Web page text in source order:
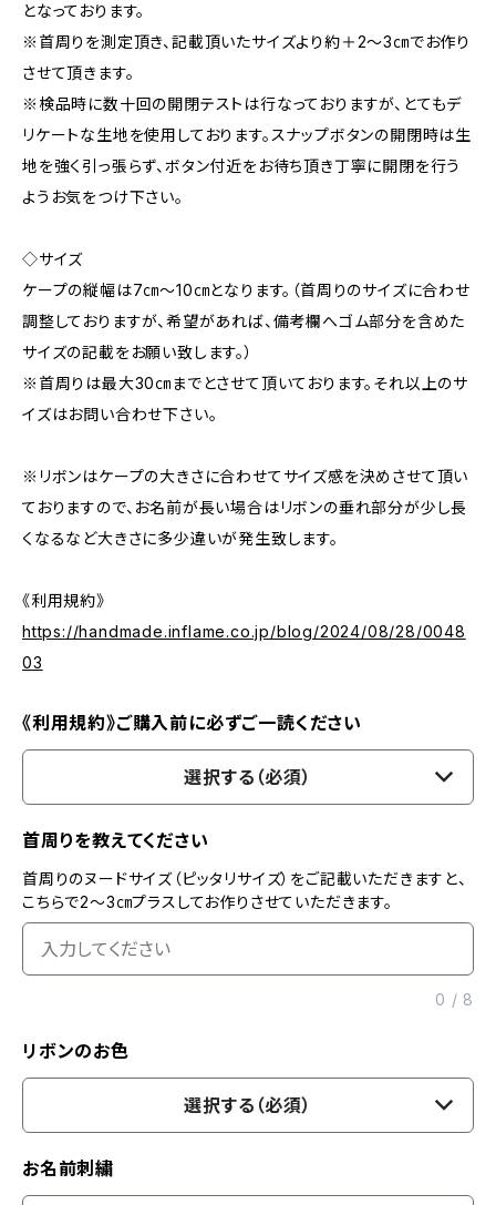
となっております。
※首周りを測定頂き、記載頂いたサイズより約＋2〜3㎝でお作り
させて頂きます。
※検品時に数十回の開閉テストは行なっておりますが、とてもデ
リケートな生地を使用しております。スナップボタンの開閉時は生
地を強く引っ張らず、ボタン付近をお待ち頂き丁寧に開閉を行う
ようお気をつけ下さい。
◇サイズ
ケープの縦幅は7㎝〜10㎝となります。（首周りのサイズに合わせ
調整しておりますが、希望があれば、備考欄へゴム部分を含めた
サイズの記載をお願い致します。）
※首周りは最大30㎝までとさせて頂いております。それ以上のサ
イズはお問い合わせ下さい。
※リボンはケープの大きさに合わせてサイズ感を決めさせて頂い
ておりますので、お名前が長い場合はリボンの垂れ部分が少し長
くなるなど大きさに多少違いが発生致します。
《利用規約》
https://handmade.inflame.co.jp/blog/2024/08/28/0048
03
《利用規約》ご購入前に必ずご一読ください
選択する（必須）
首周りを教えてください
首周りのヌードサイズ（ピッタリサイズ）をご記載いただきますと、
こちらで2〜3㎝プラスしてお作りさせていただきます。
0 / 8
リボンのお色
選択する（必須）
お名前刺繍